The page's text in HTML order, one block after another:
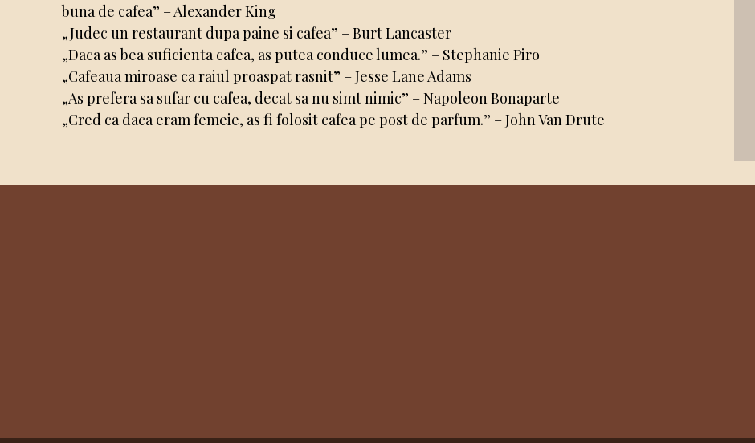
buna de cafea” – Alexander King
„Judec un restaurant dupa paine si cafea” – Burt Lancaster
„Daca as bea suficienta cafea, as putea conduce lumea.” – Stephanie Piro
„Cafeaua miroase ca raiul proaspat rasnit” – Jesse Lane Adams
„As prefera sa sufar cu cafea, decat sa nu simt nimic” – Napoleon Bonaparte
„Cred ca daca eram femeie, as fi folosit cafea pe post de parfum.” – John Van Drute